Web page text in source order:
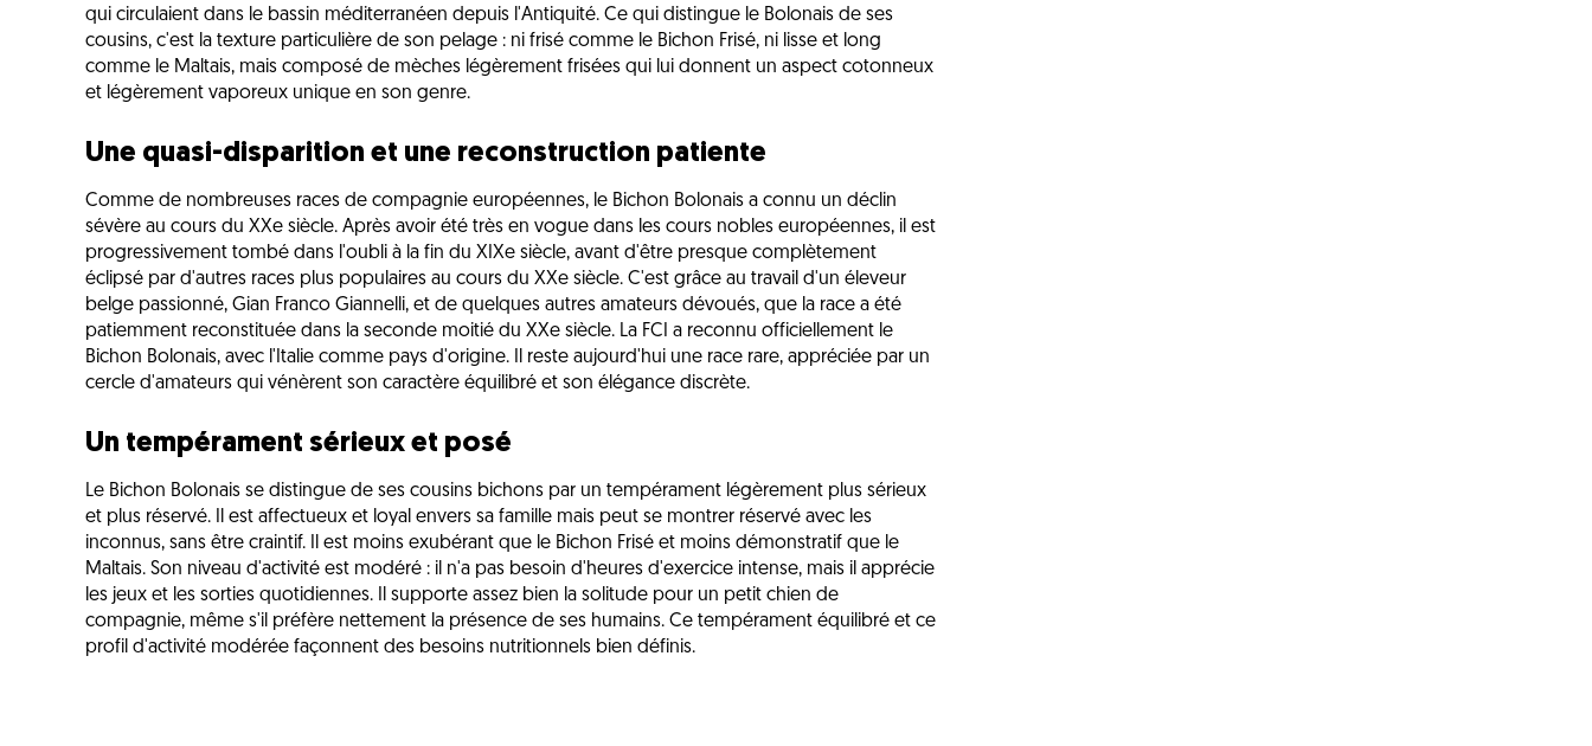
qui circulaient dans le bassin méditerranéen depuis l'Antiquité. Ce qui distingue le Bolonais de ses
cousins, c'est la texture particulière de son pelage : ni frisé comme le Bichon Frisé, ni lisse et long
comme le Maltais, mais composé de mèches légèrement frisées qui lui donnent un aspect cotonneux
et légèrement vaporeux unique en son genre.
Une quasi-disparition et une reconstruction patiente
Comme de nombreuses races de compagnie européennes, le Bichon Bolonais a connu un déclin
sévère au cours du XXe siècle. Après avoir été très en vogue dans les cours nobles européennes, il est
progressivement tombé dans l'oubli à la fin du XIXe siècle, avant d'être presque complètement
éclipsé par d'autres races plus populaires au cours du XXe siècle. C'est grâce au travail d'un éleveur
belge passionné, Gian Franco Giannelli, et de quelques autres amateurs dévoués, que la race a été
patiemment reconstituée dans la seconde moitié du XXe siècle. La FCI a reconnu officiellement le
Bichon Bolonais, avec l'Italie comme pays d'origine. Il reste aujourd'hui une race rare, appréciée par un
cercle d'amateurs qui vénèrent son caractère équilibré et son élégance discrète.
Un tempérament sérieux et posé
Le Bichon Bolonais se distingue de ses cousins bichons par un tempérament légèrement plus sérieux
et plus réservé. Il est affectueux et loyal envers sa famille mais peut se montrer réservé avec les
inconnus, sans être craintif. Il est moins exubérant que le Bichon Frisé et moins démonstratif que le
Maltais. Son niveau d'activité est modéré : il n'a pas besoin d'heures d'exercice intense, mais il apprécie
les jeux et les sorties quotidiennes. Il supporte assez bien la solitude pour un petit chien de
compagnie, même s'il préfère nettement la présence de ses humains. Ce tempérament équilibré et ce
profil d'activité modérée façonnent des besoins nutritionnels bien définis.